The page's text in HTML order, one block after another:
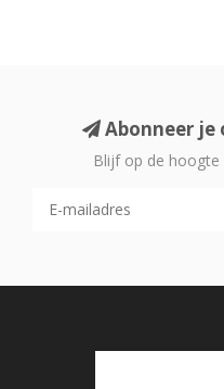
Abonneer je
Blijf op de